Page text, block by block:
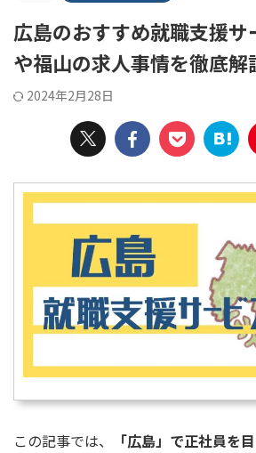
広島のおすすめ就職支援
や福山の求人事情を徹底解
2024年2月28日
この記事では、 「広島」で正社員を